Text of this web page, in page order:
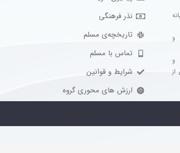
و
و
نذر فرهنگی
تاریخچه‌ی مسلم
تماس با مسلم
شرایط و قوانین
ارزش های محوری گروه